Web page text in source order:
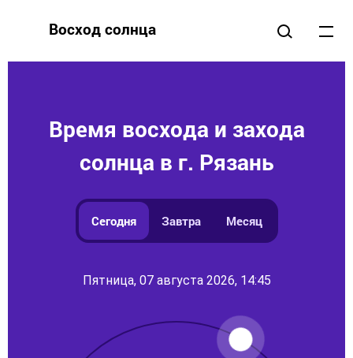
Восход солнца
Время восхода и захода
солнца в г. Рязань
Сегодня Завтра Месяц
Пятница, 07 августа 2026, 14:45